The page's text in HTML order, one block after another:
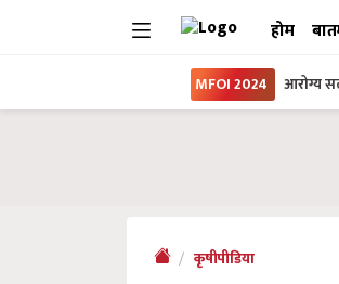
होम
MFOI 2024 आरोग्य
कृषीपीडिया